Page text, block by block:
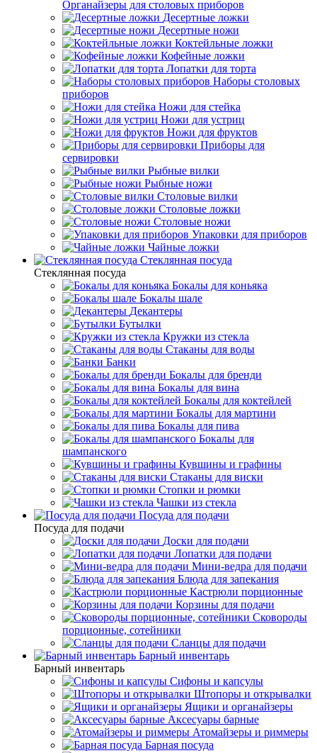
Органайзеры для столовых приборов
Десертные ложки
Десертные ножи
Коктейльные ложки
Кофейные ложки
Лопатки для торта
Наборы столовых
приборов
Ножи для стейка
Ножи для устриц
Ножи для фруктов
Приборы для
сервировки
Рыбные вилки
Рыбные ножи
Столовые вилки
Столовые ложки
Столовые ножи
Упаковки для приборов
Чайные ложки
Стеклянная посуда
Стеклянная посуда
Бокалы для коньяка
Бокалы шале
Декантеры
Бутылки
Кружки из стекла
Стаканы для воды
Банки
Бокалы для бренди
Бокалы для вина
Бокалы для коктейлей
Бокалы для мартини
Бокалы для пива
Бокалы для
шампанского
Кувшины и графины
Стаканы для виски
Стопки и рюмки
Чашки из стекла
Посуда для подачи
Посуда для подачи
Доски для подачи
Лопатки для подачи
Мини-ведра для подачи
Блюда для запекания
Кастрюли порционные
Корзины для подачи
Сковороды
порционные, сотейники
Сланцы для подачи
Барный инвентарь
Барный инвентарь
Сифоны и капсулы
Штопоры и открывалки
Ящики и органайзеры
Аксесуары барные
Атомайзеры и риммеры
Барная посуда